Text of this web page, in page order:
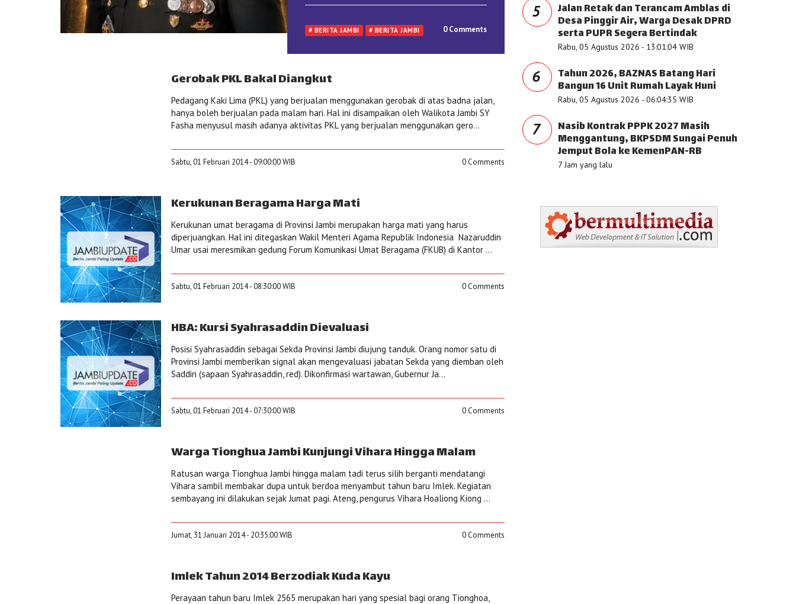
# BERITA JAMBI # BERITA JAMBI 0 Comments
Gerobak PKL Bakal Diangkut
Pedagang Kaki Lima (PKL) yang berjualan menggunakan gerobak di atas badna jalan,
hanya boleh berjualan pada malam hari. Hal ini disampaikan oleh Walikota Jambi SY
Fasha menyusul masih adanya aktivitas PKL yang berjualan menggunakan gero...
Sabtu, 01 Februari 2014 - 09:00:00 WIB 0 Comments
Kerukunan Beragama Harga Mati
Kerukunan umat beragama di Provinsi Jambi merupakan harga mati yang harus
diperjuangkan. Hal ini ditegaskan Wakil Menteri Agama Republik Indonesia Nazaruddin
Umar usai meresmikan gedung Forum Komunikasi Umat Beragama (FKUB) di Kantor ...
Sabtu, 01 Februari 2014 - 08:30:00 WIB 0 Comments
HBA: Kursi Syahrasaddin Dievaluasi
Posisi Syahrasaddin sebagai Sekda Provinsi Jambi diujung tanduk. Orang nomor satu di
Provinsi Jambi memberikan signal akan mengevaluasi jabatan Sekda yang diemban oleh
Saddin (sapaan Syahrasaddin, red). Dikonfirmasi wartawan, Gubernur Ja...
Sabtu, 01 Februari 2014 - 07:30:00 WIB 0 Comments
Warga Tionghua Jambi Kunjungi Vihara Hingga Malam
Ratusan warga Tionghua Jambi hingga malam tadi terus silih berganti mendatangi
Vihara sambil membakar dupa untuk berdoa menyambut tahun baru Imlek. Kegiatan
sembayang ini dilakukan sejak Jumat pagi. Ateng, pengurus Vihara Hoaliong Kiong ...
Jumat, 31 Januari 2014 - 20:35:00 WIB 0 Comments
Imlek Tahun 2014 Berzodiak Kuda Kayu
Perayaan tahun baru Imlek 2565 merupakan hari yang spesial bagi orang Tionghoa,
5 Jalan Retak dan Terancam Amblas di
Desa Pinggir Air, Warga Desak DPRD
serta PUPR Segera Bertindak
Rabu, 05 Agustus 2026 - 13:01:04 WIB
6 Tahun 2026, BAZNAS Batang Hari
Bangun 16 Unit Rumah Layak Huni
Rabu, 05 Agustus 2026 - 06:04:35 WIB
7 Nasib Kontrak PPPK 2027 Masih
Menggantung, BKPSDM Sungai Penuh
Jemput Bola ke KemenPAN-RB
7 Jam yang lalu